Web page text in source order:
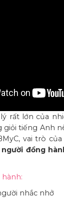
rất lớn của
tiếng Anh
vai trò
người đồng
hành:
nhắc nhở